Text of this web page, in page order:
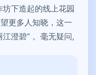
下造起的线上花园
更多人知晓，这一
澄碧” 。毫无疑问,